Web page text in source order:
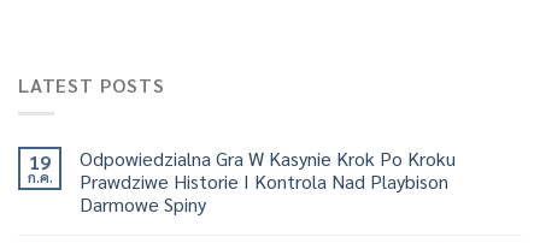
LATEST POSTS
19
ก.ค.
Odpowiedzialna Gra W Kasynie Krok Po Kroku
Prawdziwe Historie I Kontrola Nad Playbison
Darmowe Spiny